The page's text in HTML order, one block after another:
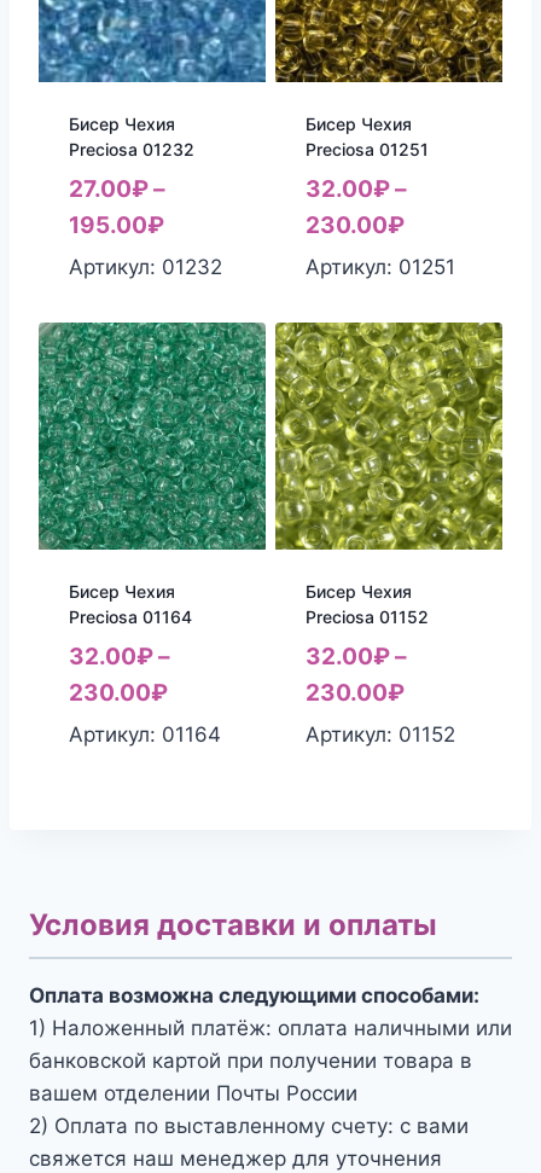
Бисер Чехия
Preciosa 01232
27.00₽–
195.00₽
Артикул: 01232
Бисер Чехия
Preciosa 01251
32.00₽–
230.00₽
Артикул: 01251
Бисер Чехия
Preciosa 01164
32.00₽–
230.00₽
Артикул: 01164
Бисер Чехия
Preciosa 01152
32.00₽–
230.00₽
Артикул: 01152
Условия доставки и оплаты
Оплата возможна следующими способами:
1) Наложенный платёж: оплата наличными или
банковской картой при получении товара в
вашем отделении Почты России
2) Оплата по выставленному счету: с вами
свяжется наш менеджер для уточнения